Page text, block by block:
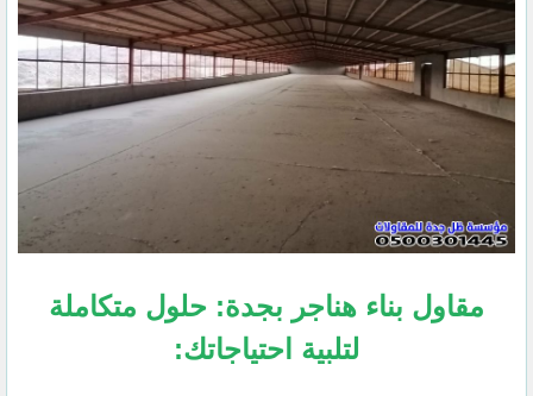
مقاول بناء هناجر بجدة: حلول متكاملة
لتلبية احتياجاتك: